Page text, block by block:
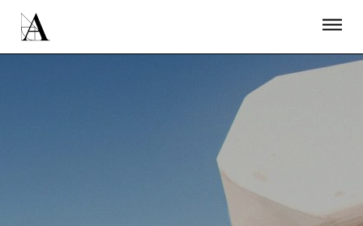
PROYECTOS
RESIDENCIAS
ÚNETE A LA ACADEMIA DE CINE